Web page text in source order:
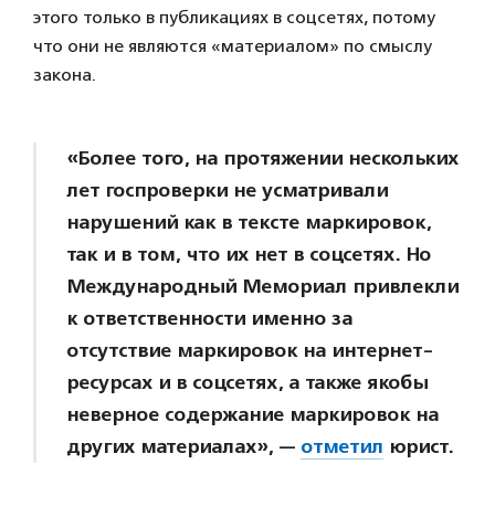
этого только в публикациях в соцсетях, потому
что они не являются «материалом» по смыслу
закона.
«Более того, на протяжении нескольких
лет госпроверки не усматривали
нарушений как в тексте маркировок,
так и в том, что их нет в соцсетях. Но
Международный Мемориал привлекли
к ответственности именно за
отсутствие маркировок на интернет-
ресурсах и в соцсетях, а также якобы
неверное содержание маркировок на
других материалах», — отметил юрист.